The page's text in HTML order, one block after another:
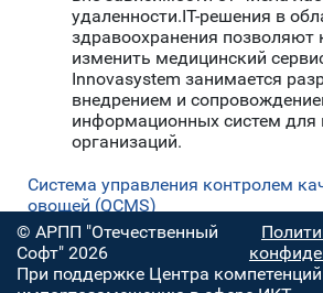
удаленности.IT-решения в
здравоохранения позволяют
изменить медицинский
Innovasystem занимается
внедрением и
информационных систем для
организаций.
Система управления контролем
овощей (QCMS)
© АРПП "Отечественный
Софт" 2026
При поддержке Центра